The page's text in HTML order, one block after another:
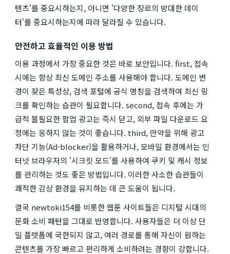
텐츠'를 중요시하는지, 아니면 '다양한 장르의 방대한 데이
터'를 중요시하는지에 따라 달라질 수 있습니다.
안전하고 효율적인 이용 방법
이용 과정에서 가장 중요한 것은 바로 보안입니다. first, 접속
시에는 항상 최신 도메인 주소를 사용해야 합니다. 도메인 변
경이 잦은 특성상, 검색 포털에 공식 명칭을 검색하여 최신 링
크를 확인하는 습관이 필요합니다. second, 접속 후에는 가
급적 불필요한 팝업 광고는 즉시 닫고, 외부 파일 다운로드 요
청에는 응하지 않는 것이 좋습니다. third, 만약을 위해 광고
차단 기능(Ad-blocker)을 활용하거나, 모바일 환경에서는 인
터넷 브라우저의 '시크릿 모드'를 사용하여 쿠키 및 캐시 정보
를 관리하는 것도 좋은 방법입니다. 이러한 사소한 습관들이
쾌적한 감상 환경을 유지하는 데 큰 도움이 됩니다.
결국 newtoki154를 비롯한 웹툰 사이트들은 디지털 시대의
문화 소비 패턴을 그대로 반영합니다. 사용자들은 더 이상 단
일 플랫폼에 국한되지 않고, 여러 경로를 통해 자신이 원하는
콘텐츠를 가장 빠르고 편리하게 소비하려는 경향이 강합니다.